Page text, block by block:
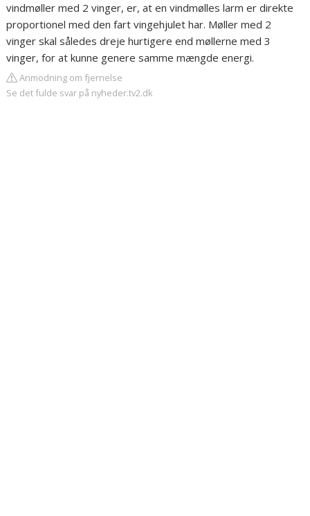
vindmøller med 2 vinger, er, at en vindmølles larm er direkte
proportionel med den fart vingehjulet har. Møller med 2
vinger skal således dreje hurtigere end møllerne med 3
vinger, for at kunne genere samme mængde energi.
Anmodning om fjernelse
Se det fulde svar på nyheder.tv2.dk